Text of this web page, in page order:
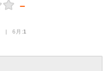
－
| 6月:1